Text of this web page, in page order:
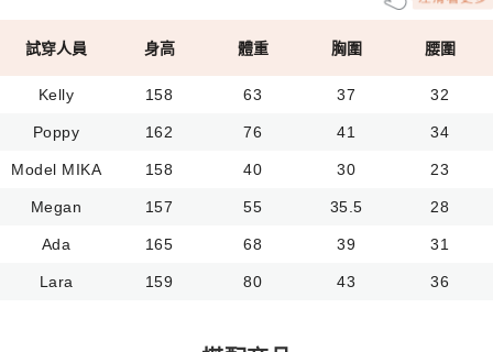
試穿人員 身高 體重 胸圍 腰圍
Kelly 158 63 37 32
Poppy 162 76 41 34
Model MIKA 158 40 30 23
Megan 157 55 35.5 28
Ada 165 68 39 31
Lara 159 80 43 36